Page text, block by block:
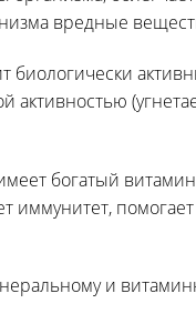
вредные
биологически
богатый
иммунитет,
и